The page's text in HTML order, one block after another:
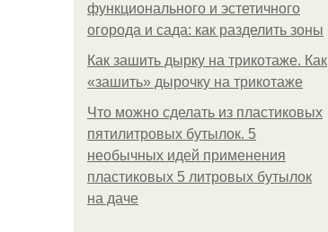
функционального и эстетичного
огорода и сада: как разделить зоны
Как зашить дырку на трикотаже. Как
«зашить» дырочку на трикотаже
Что можно сделать из пластиковых
пятилитровых бутылок. 5
необычных идей применения
пластиковых 5 литровых бутылок
на даче